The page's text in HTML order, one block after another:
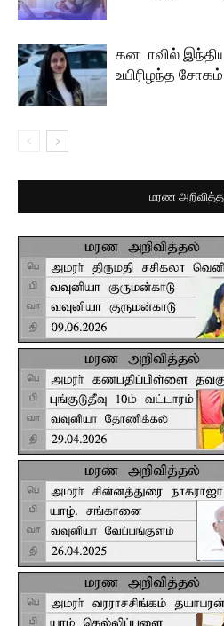
கனடாவில்
உயிரிழந்த
மரண